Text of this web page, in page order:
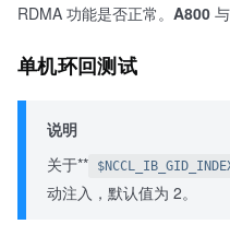
RDMA 功能是否正常。 A800 与
单机环回测试
说明
关于**
动注入，默认值为 2。